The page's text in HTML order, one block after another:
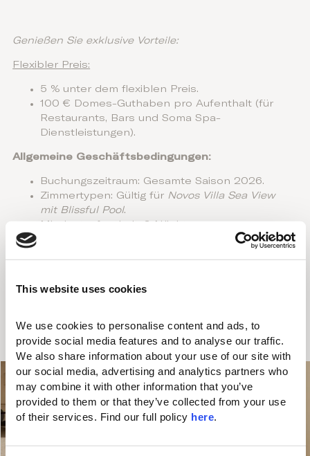
This website uses cookies
We use cookies to personalise content and ads, to
provide social media features and to analyse our traffic.
We also share information about your use of our site with
our social media, advertising and analytics partners who
may combine it with other information that you’ve
provided to them or that they’ve collected from your use
of their services. Find our full policy here
Genießen Sie exklusive Vorteile:
Flexibler Preis:
5 % unter dem flexiblen Preis.
100 € Domes-Guthaben pro Aufenthalt (für
Restaurants, Bars und Soma Spa-
Dienstleistungen).
Allgemeine Geschäftsbedingungen:
Buchungszeitraum: Gesamte Saison 2026.
Zimmertypen: Gültig für Novos Villa Sea View
mit Blissful Pool.
Transfer: Hin- und Rücktransfer vom/zum
Gültig nur für Domes Novos Santorini.